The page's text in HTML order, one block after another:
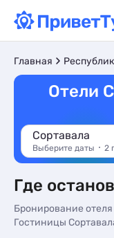
Главная
Отели
Сортавала
Выберите даты 2
Где
Бронирование
Гостиницы